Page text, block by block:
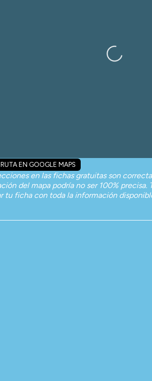
Cargando…
EN GOOGLE MAPS
en las fichas gratuitas son
del mapa podría no ser 100% precisa.
tu ficha con toda la información